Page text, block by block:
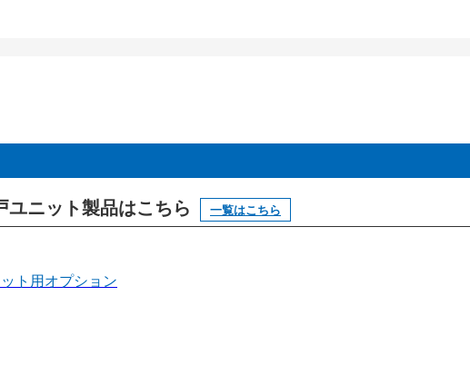
ニット製品はこちら 一覧はこちら
ト用オプション